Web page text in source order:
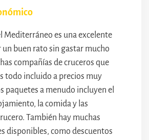
Mediterráneo es una excelente
un buen rato sin gastar mucho
compañías de cruceros que
todo incluido a precios muy
paquetes a menudo incluyen el
la comida y las
También hay muchas
disponibles, como descuentos